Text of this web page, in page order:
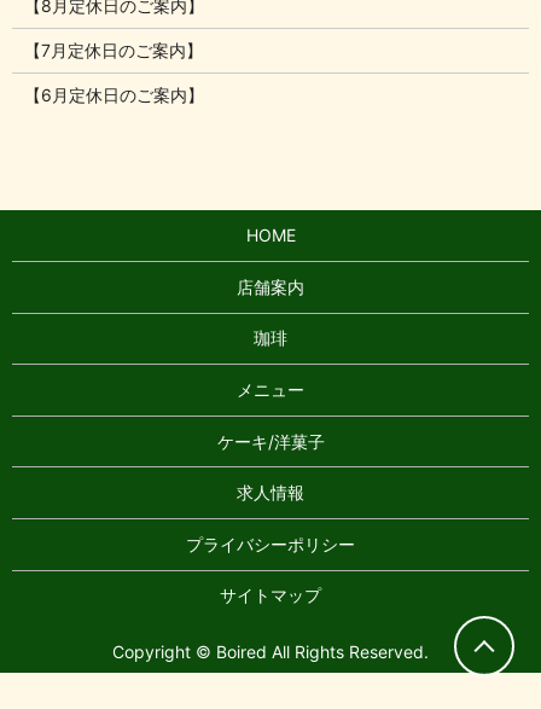
【8月定休日のご案内】
【7月定休日のご案内】
【6月定休日のご案内】
HOME
店舗案内
珈琲
メニュー
ケーキ/洋菓子
求人情報
プライバシーポリシー
サイトマップ
Copyright © Boired All Rights Reserved.